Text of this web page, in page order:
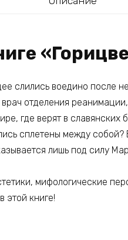
слились воедино после
отделения
где верят в славянских
сплетены между собой?
лишь под силу
мифологические
этой книге!